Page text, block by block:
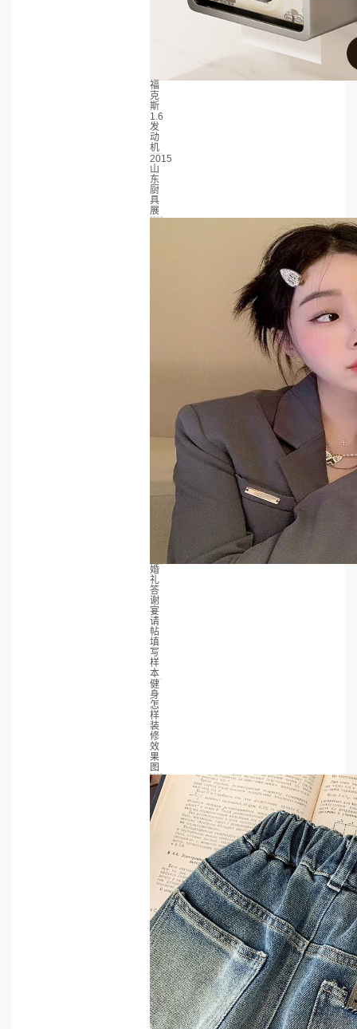
福
克
斯
1.6
发
动
机
2015
山
东
厨
具
展
婚
礼
答
谢
宴
请
帖
填
写
样
本
健
身
怎
样
装
修
效
果
图